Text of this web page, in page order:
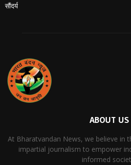
सौंदर्य
ABOUT US
At Bharatvandan News, we believe in
impartial journalism to empower
informed